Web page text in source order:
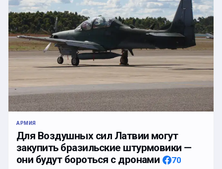
АРМИЯ
Для Воздушных сил Латвии могут
закупить бразильские штурмовики —
они будут бороться с дронами
70